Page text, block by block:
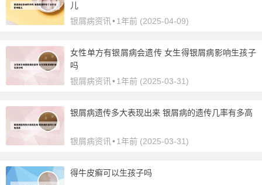
儿
银屑病资讯 •1年前 (2025-04-09)
女性单方有银屑病会遗传 女生得银屑病影响生孩子
吗
银屑病资讯 •1年前 (2025-03-31)
银屑病遗传多大表现出来 银屑病的遗传几率有多高
银屑病资讯 •1年前 (2025-03-31)
得牛皮癣可以生孩子吗